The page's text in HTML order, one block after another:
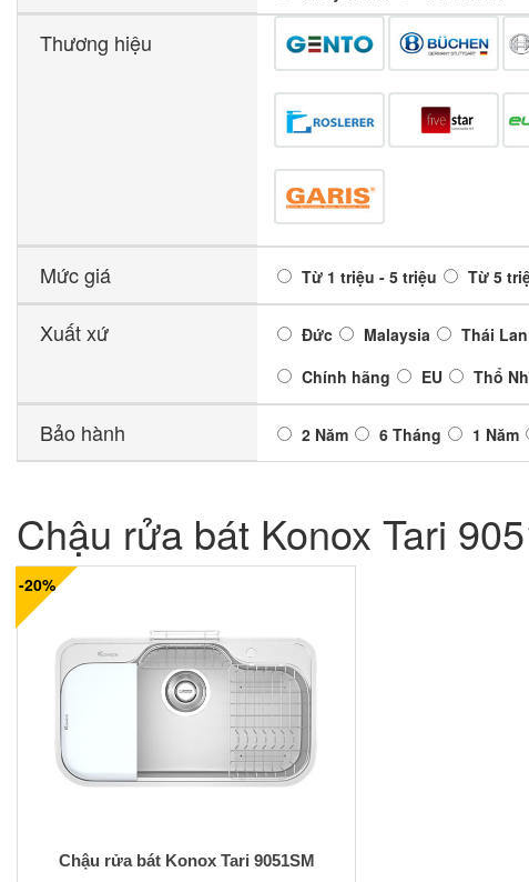
Thương hiệu
Mức giá Từ 1 triệu - 5 triệu Từ 5
Xuất xứ Đức Malaysia Thái Lan
Chính hãng
EU Thổ
Bảo hành 2 Năm 6 Tháng 1 Năm
Chậu rửa bát Konox Tari
-20%
Chậu rửa bát Konox Tari 9051SM